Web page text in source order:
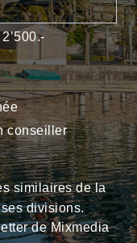
conseiller
similaires de la
divisions.
de Mixmedia